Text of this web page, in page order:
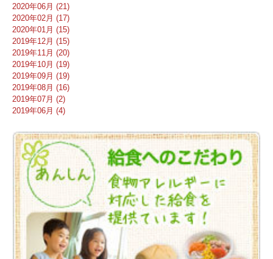
2020年06月 (21)
2020年02月 (17)
2020年01月 (15)
2019年12月 (15)
2019年11月 (20)
2019年10月 (19)
2019年09月 (19)
2019年08月 (16)
2019年07月 (2)
2019年06月 (4)